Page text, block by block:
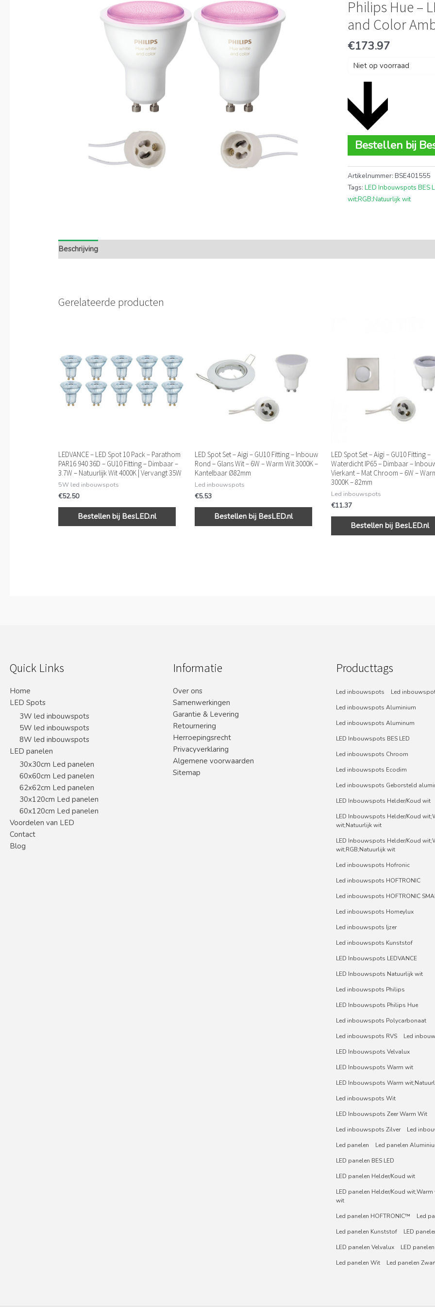
Philips Hue –
and Color
€173.97
Niet op voorraad
Bestellen bij
Artikelnummer:BSE401555
Tags:LED Inbouwspots BES
wit;RGB;Natuurlijk wit
Beschrijving
Gerelateerde producten
LEDVANCE – LED Spot 10 Pack – Parathom
PAR16 940 36D – GU10 Fitting – Dimbaar –
3.7W – Natuurlijk Wit 4000K | Vervangt 35W
5W led inbouwspots
€52.50
Bestellen bij BesLED.nl
LED Spot Set – Aigi – GU10 Fitting – Inbouw
Rond – Glans Wit – 6W – Warm Wit 3000K –
Kantelbaar Ø82mm
Led inbouwspots
€5.53
Bestellen bij BesLED.nl
LED Spot Set – Aigi – GU10 Fitting –
Waterdicht IP65 – Dimbaar –
Vierkant – Mat Chroom – 6W –
3000K – 82mm
Led inbouwspots
€11.37
Bestellen bij BesLED.nl
Quick Links
Home
LED Spots
3W led inbouwspots
5W led inbouwspots
8W led inbouwspots
LED panelen
30x30cm Led panelen
60x60cm Led panelen
62x62cm Led panelen
30x120cm Led panelen
60x120cm Led panelen
Voordelen van LED
Contact
Blog
Informatie
Over ons
Samenwerkingen
Garantie & Levering
Retournering
Herroepingsrecht
Privacyverklaring
Algemene voorwaarden
Sitemap
Producttags
Led inbouwspots
Led
Led inbouwspots Aluminium
Led inbouwspots Aluminum
LED Inbouwspots BES LED
Led inbouwspots Chroom
Led inbouwspots Ecodim
Led inbouwspots Geborsteld
LED Inbouwspots Helder/Koud wit
LED Inbouwspots Helder/Koud
wit;Natuurlijk wit
LED Inbouwspots Helder/Koud
wit;RGB;Natuurlijk wit
Led inbouwspots Hofronic
Led inbouwspots HOFTRONIC
Led inbouwspots HOFTRONIC
Led inbouwspots Homeylux
Led inbouwspots Ijzer
Led inbouwspots Kunststof
LED Inbouwspots LEDVANCE
LED Inbouwspots Natuurlijk wit
Led inbouwspots Philips
LED Inbouwspots Philips Hue
Led inbouwspots Polycarbonaat
Led inbouwspots RVS
Led
LED Inbouwspots Velvalux
LED Inbouwspots Warm wit
LED Inbouwspots Warm
Led inbouwspots Wit
LED Inbouwspots Zeer Warm Wit
Led inbouwspots Zilver
Led
Led panelen
Led panelen
LED panelen BES LED
LED panelen Helder/Koud wit
LED panelen Helder/Koud
wit
Led panelen HOFTRONIC™
Led
Led panelen Kunststof
LED
LED panelen Velvalux
LED
Led panelen Wit
Led panelen